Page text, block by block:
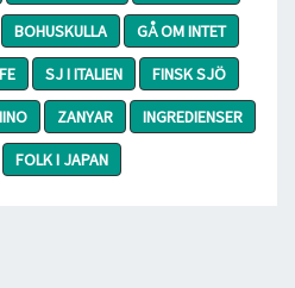
BOHUSKULLA
GÅ OM INTET
SJ I ITALIEN
FINSK SJÖ
ZANYAR
INGREDIENSER
FOLK I JAPAN